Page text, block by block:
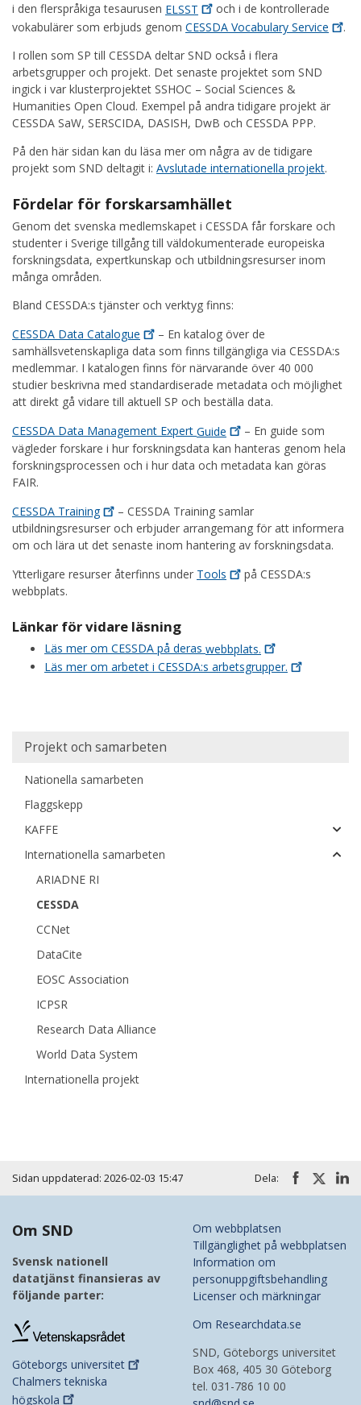
i den flerspråkiga tesaurusen ELSST
och i de kontrollerade
vokabulärer som erbjuds genom CESSDA Vocabulary Service
.
I rollen som SP till CESSDA deltar SND också i flera
arbetsgrupper och projekt. Det senaste projektet som SND
ingick i var klusterprojektet SSHOC – Social Sciences &
Humanities Open Cloud. Exempel på andra tidigare projekt är
CESSDA SaW, SERSCIDA, DASISH, DwB och CESSDA PPP.
På den här sidan kan du läsa mer om några av de tidigare
projekt som SND deltagit i: Avslutade internationella projekt.
Fördelar för forskarsamhället
Genom det svenska medlemskapet i CESSDA får forskare och
studenter i Sverige tillgång till väldokumenterade europeiska
forskningsdata, expertkunskap och utbildningsresurser inom
många områden.
Bland CESSDA:s tjänster och verktyg finns:
CESSDA Data Catalogue
– En katalog över de
samhällsvetenskapliga data som finns tillgängliga via CESSDA:s
medlemmar. I katalogen finns för närvarande över 40 000
studier beskrivna med standardiserade metadata och möjlighet
att direkt gå vidare till aktuell SP och beställa data.
CESSDA Data Management Expert Guide
– En guide som
vägleder forskare i hur forskningsdata kan hanteras genom hela
forskningsprocessen och i hur data och metadata kan göras
FAIR.
CESSDA Training
– CESSDA Training samlar
utbildningsresurser och erbjuder arrangemang för att informera
om och lära ut det senaste inom hantering av forskningsdata.
Ytterligare resurser återfinns under Tools
på CESSDA:s
webbplats.
Länkar för vidare läsning
Läs mer om CESSDA på deras webbplats.
Läs mer om arbetet i CESSDA:s arbetsgrupper.
Huvudmeny
Projekt och samarbeten
Nationella samarbeten
Flaggskepp
KAFFE
Internationella samarbeten
ARIADNE RI
CESSDA
CCNet
DataCite
EOSC Association
ICPSR
Research Data Alliance
World Data System
Internationella projekt
Sidan uppdaterad: 2026-02-03 15:47 Dela:
Om SND
Svensk nationell
datatjänst finansieras av
följande parter:
Göteborgs universitet
Chalmers tekniska
högskola
Om webbplatsen
Tillgänglighet på webbplatsen
Information om
personuppgiftsbehandling
Licenser och märkningar
Om Researchdata.se
SND, Göteborgs universitet
Box 468, 405 30 Göteborg
tel. 031-786 10 00